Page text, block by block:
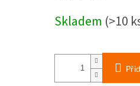
cena:
Skladem (>10